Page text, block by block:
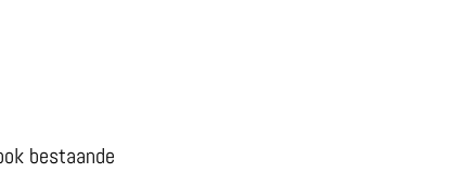
bestaande